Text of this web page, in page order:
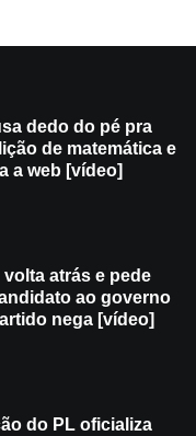
dedo do pé pra
de matemática e
a web [vídeo]
atrás e pede
ao governo
nega [vídeo]
do PL oficializa